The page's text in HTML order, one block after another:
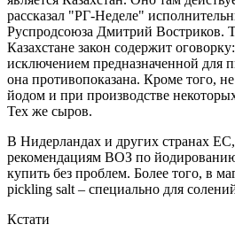
рассказал "РГ-Неделе"
Руспродсоюза Дмитрий Востриков.
Казахстане закон содержит
исключением предназначенной для
она противопоказана. Кроме того, не
йодом и при производстве
Тех же сыров.
В Нидерландах и других странах
рекомендациям ВОЗ по
купить без проблем. Более того, в
pickling salt – специально для
Кстати